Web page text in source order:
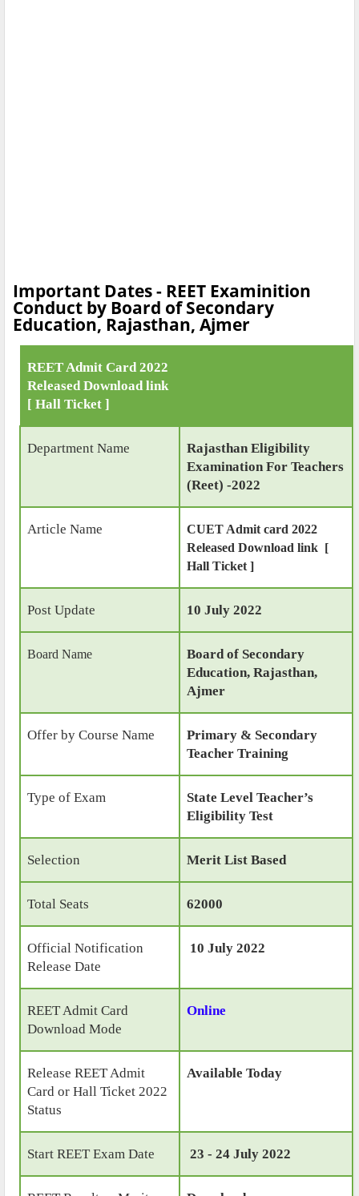
Important Dates - REET Examinition
Conduct by Board of Secondary
Education, Rajasthan, Ajmer
REET Admit Card 2022
Released Download link
[ Hall Ticket ]
Department Name
Rajasthan Eligibility
Examination For Teachers
(Reet) -2022
Article Name
CUET Admit card 2022
Released Download link [
Hall Ticket ]
Post Update 10 July 2022
Board Name
Board of Secondary
Education, Rajasthan,
Ajmer
Offer by Course Name
Primary & Secondary
Teacher Training
Type of Exam
State Level Teacher’s
Eligibility Test
Selection Merit List Based
Total Seats 62000
Official Notification
Release Date
10 July 2022
REET Admit Card
Download Mode
Online
Release REET Admit
Card or Hall Ticket 2022
Status
Available Today
Start REET Exam Date 23 - 24 July 2022